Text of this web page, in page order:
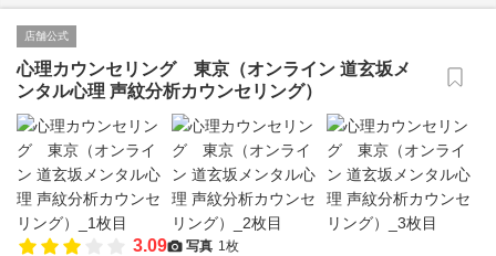
店舗公式
心理カウンセリング 東京（オンライン 道玄坂メ
ンタル心理 声紋分析カウンセリング）
3.09 写真 1枚